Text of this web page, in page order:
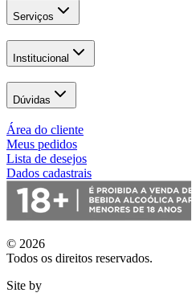
Serviços
Institucional
Dúvidas
Área do cliente
Meus pedidos
Lista de desejos
Dados cadastrais
© 2026
Todos os direitos reservados.
Site by